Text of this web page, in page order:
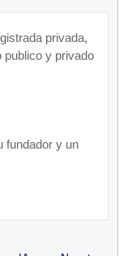
privada,
publico y privado
fundador y un